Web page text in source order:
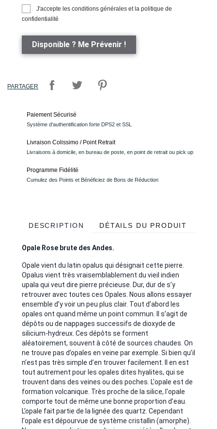
J'accepte les conditions générales et la politique de
confidentialité
Disponible ? Me Prévenir !
PARTAGER
Paiement Sécurisé
Système d'authentification forte DPS2 et SSL
Livraison Colissimo / Point Retrait
Livraisons à domicile, en bureau de poste, en point de retrait ou pick up
Programme Fidélité
Cumulez des Points et Bénéficiez de Bons de Réduction
DESCRIPTION DÉTAILS DU PRODUIT
Opale Rose brute des Andes.
Opale vient du latin opalus qui désignait cette pierre.
Opalus vient très vraisemblablement du vieil indien
upala qui veut dire pierre précieuse. Dur, dur de s’y
retrouver avec toutes ces Opales. Nous allons essayer
ensemble d’y voir un peu plus clair. Tout d’abord les
opales ont quand même un point commun. Il s’agit de
dépôts ou de nappages successifs de dioxyde de
silicium-hydreux. Ces dépôts se forment
aléatoirement, souvent à côté de sources chaudes. On
ne trouve pas d’opales en veine par exemple. Si bien qu’il
n’est pas très simple d’en trouver facilement. Il en est
tout autrement pour les opales dites hyalites, qui se
trouvent dans des veines ou des poches. L'opale est de
formation volcanique. Très proche de la silice, l'opale
comporte tout de même une bonne proportion d’eau.
L’opale fait partie de la lignée des quartz. Cependant
l'opale est dépourvue de système cristallin (amorphe).